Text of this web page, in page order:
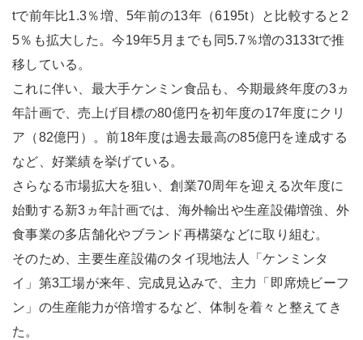
tで前年比1.3％増、5年前の13年（6195t）と比較すると2
5％も拡大した。今19年5月までも同5.7％増の3133tで推
移している。
これに伴い、最大手ケンミン食品も、今期最終年度の3ヵ
年計画で、売上げ目標の80億円を初年度の17年度にクリ
ア（82億円）。前18年度は過去最高の85億円を達成する
など、好業績を挙げている。
さらなる市場拡大を狙い、創業70周年を迎える次年度に
始動する新3ヵ年計画では、海外輸出や生産設備増強、外
食事業の多店舗化やブランド再構築などに取り組む。
そのため、主要生産設備のタイ現地法人「ケンミンタ
イ」第3工場が来年、完成見込みで、主力「即席焼ビーフ
ン」の生産能力が倍増するなど、体制を着々と整えてき
た。